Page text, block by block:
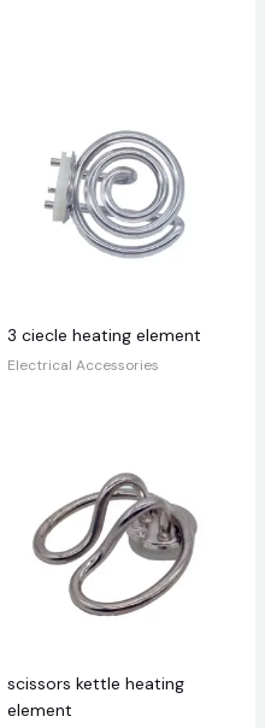
3 ciecle heating element
Electrical Accessories
scissors kettle heating
element